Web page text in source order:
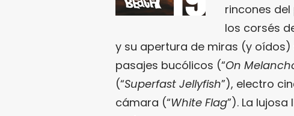
rincones
los corsés
y su apertura de miras (y
pasajes bucólicos (“On
(“Superfast Jellyfish”), electro
cámara (“White Flag”). La